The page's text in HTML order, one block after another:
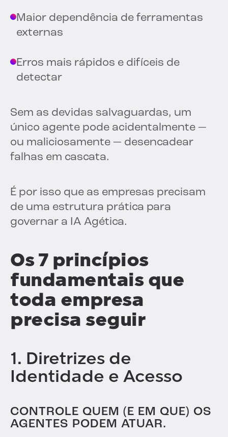
Maior dependência de ferramentas
externas
Erros mais rápidos e difíceis de
detectar
Sem as devidas salvaguardas, um
único agente pode acidentalmente —
ou maliciosamente — desencadear
falhas em cascata.
É por isso que as empresas precisam
de uma estrutura prática para
governar a IA Agética.
Os 7 princípios
fundamentais que
toda empresa
precisa seguir
1. Diretrizes de
Identidade e Acesso
CONTROLE QUEM (E EM QUE) OS
AGENTES PODEM ATUAR.